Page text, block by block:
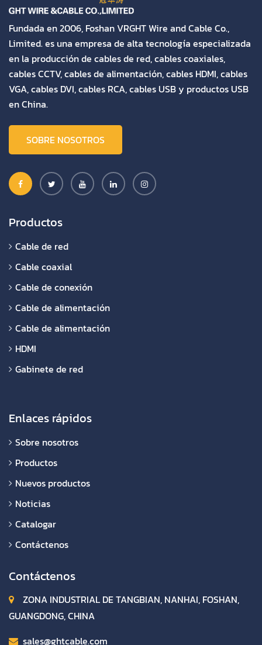
Fundada en 2006, Foshan VRGHT Wire and Cable Co.,
Limited. es una empresa de alta tecnología especializada
en la producción de cables de red, cables coaxiales,
cables CCTV, cables de alimentación, cables HDMI, cables
VGA, cables DVI, cables RCA, cables USB y productos USB
en China.
SOBRE NOSOTROS
Productos
Cable de red
Cable coaxial
Cable de conexión
Cable de alimentación
Cable de alimentación
HDMI
Gabinete de red
Enlaces rápidos
Sobre nosotros
Productos
Nuevos productos
Noticias
Catalogar
Contáctenos
Contáctenos
ZONA INDUSTRIAL DE TANGBIAN, NANHAI, FOSHAN,
GUANGDONG, CHINA
sales@ghtcable.com